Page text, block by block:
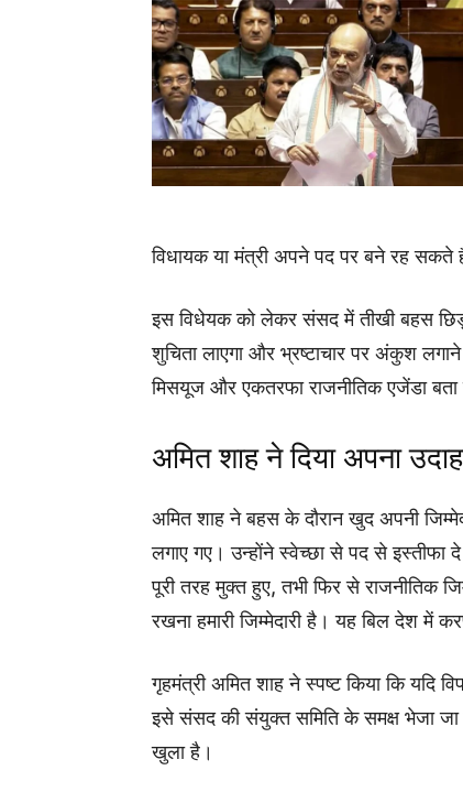
विधायक या मंत्री अपने पद पर बने रह सकते
इस विधेयक को लेकर संसद में तीखी बहस
शुचिता लाएगा और भ्रष्टाचार पर अंकुश
मिसयूज और एकतरफा राजनीतिक एजेंडा बता
अमित शाह ने दिया अपना
अमित शाह ने बहस के दौरान खुद अपनी
लगाए गए। उन्होंने स्वेच्छा से पद से
पूरी तरह मुक्त हुए, तभी फिर से राजनीतिक
रखना हमारी जिम्मेदारी है। यह बिल देश में
गृहमंत्री अमित शाह ने स्पष्ट किया कि यदि
इसे संसद की संयुक्त समिति के समक्ष भेजा जा
खुला है।